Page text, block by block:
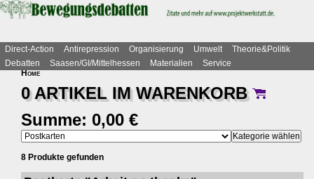
Direct-Action Antirepression Organisierung Umwelt
Theorie&Politik
Debatten
Saasen/GI/Mittelhessen Materialien
Service
Home
0 ARTIKEL IMWARENKORB
Summe: 0,00 €
8 Produkte gefunden